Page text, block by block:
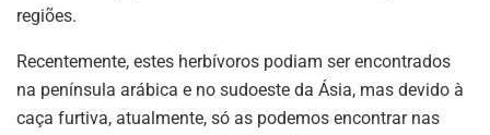
regiões.
Recentemente, estes herbívoros podiam ser encontrados
na península arábica e no sudoeste da Ásia, mas devido à
caça furtiva, atualmente, só as podemos encontrar nas